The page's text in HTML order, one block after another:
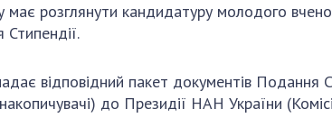
Відкрита наука в НАН України
Робота з молоддю
має розглянути кандидатуру молодого
відповідний пакет документів Подання
до Президії НАН України